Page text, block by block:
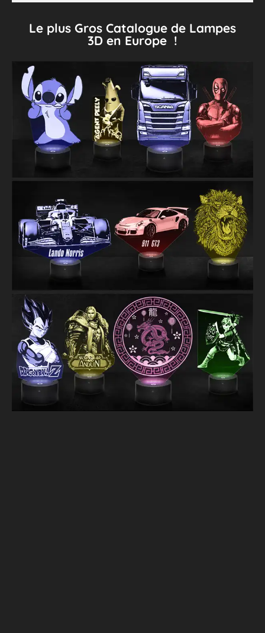
Le plus Gros Catalogue de Lampes
3D en Europe !